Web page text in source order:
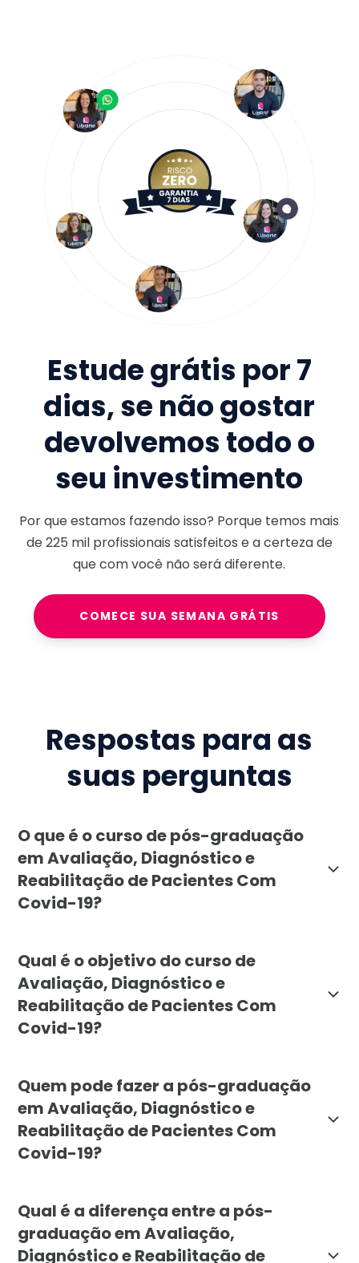
Estude grátis por 7
dias, se não gostar
devolvemos todo o
seu investimento
Por que estamos fazendo isso? Porque temos mais
de225 milprofissionais satisfeitos e a certeza de
que com você não será diferente.
COMECE SUA SEMANA GRÁTIS
Respostas para as
suas perguntas
O que é o curso de pós-graduação
em Avaliação, Diagnóstico e
Reabilitação de Pacientes Com
Covid-19?
Qual é o objetivo do curso de
Avaliação, Diagnóstico e
Reabilitação de Pacientes Com
Covid-19?
Quem pode fazer a pós-graduação
em Avaliação, Diagnóstico e
Reabilitação de Pacientes Com
Covid-19?
Qual é a diferença entre a pós-
graduação em Avaliação,
Diagnóstico e Reabilitação de